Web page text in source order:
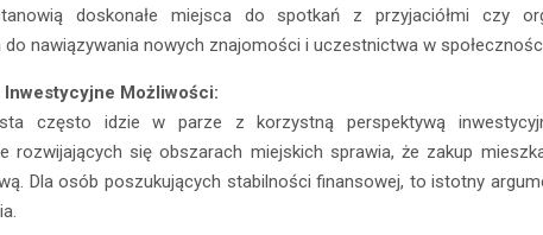
doskonałe miejsca do spotkań z przyjaciółmi czy
nawiązywania nowych znajomości i uczestnictwa w
Możliwości:
często idzie w parze z korzystną perspektywą
rozwijających się obszarach miejskich sprawia, że zakup
Dla osób poszukujących stabilności finansowej, to istotny